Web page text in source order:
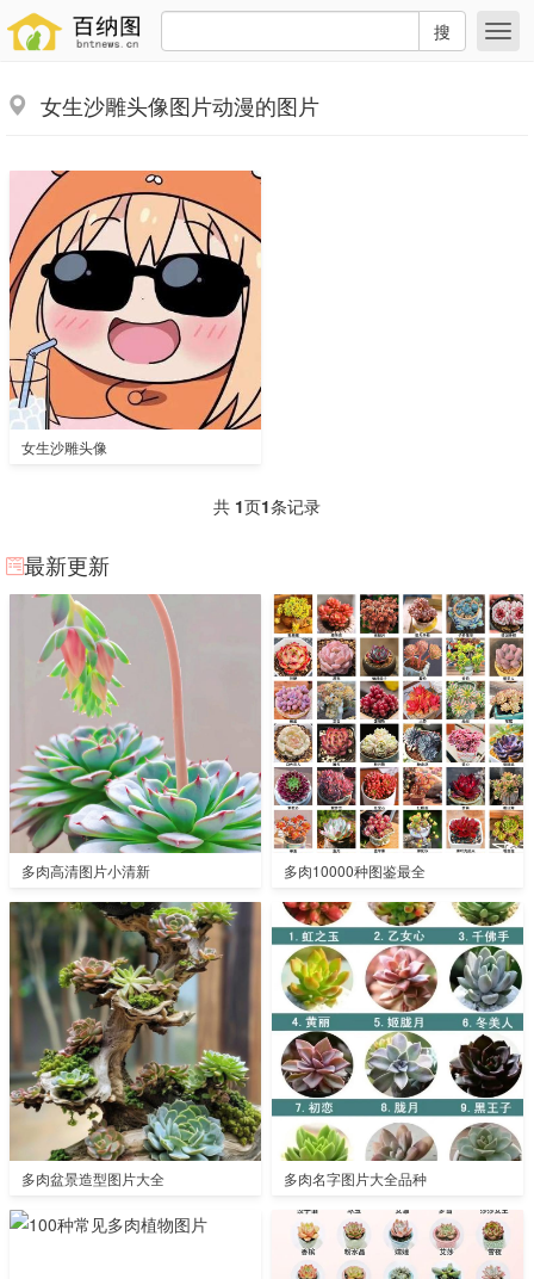
搜
女生沙雕头像图片动漫的图片
女生沙雕头像
共 1页1条记录
最新更新
多肉高清图片小清新 多肉10000种图鉴最全
多肉盆景造型图片大全 多肉名字图片大全品种